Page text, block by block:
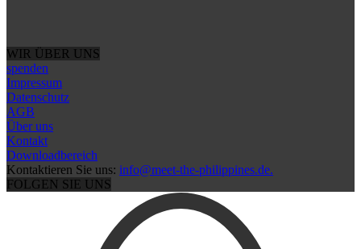
WIR ÜBER UNS
spenden
Impressum
Datenschutz
AGB
Über uns
Kontakt
Downloadbereich
Kontaktieren Sie uns: info@meet-the-philippines.de.
FOLGEN SIE UNS